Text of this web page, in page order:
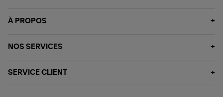
À PROPOS
NOS SERVICES
SERVICE CLIENT